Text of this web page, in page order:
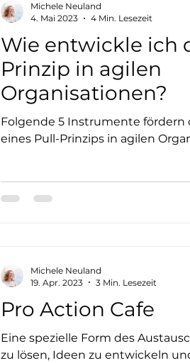
Wie entwickle ich
Prinzip in agilen
Organisationen?
Folgende 5 Instrumente
eines Pull-Prinzips in agilen
Michele Neuland
4. Mai 2023
4 Min. Lesezeit
Pro Action Cafe
Eine spezielle Form des
zu lösen, Ideen zu entwickeln
Michele Neuland
19. Apr. 2023
3 Min. Lesezeit